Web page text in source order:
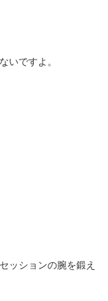
いですよ。
ッションの腕を鍛え